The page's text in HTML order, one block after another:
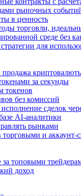
рыночных
в ценность
торговли,
среде без
для
продажа
за секунды
токенов
без комиссий
сделок
AI-аналитики
рынками
и аккаунт-
за топовыми
доход